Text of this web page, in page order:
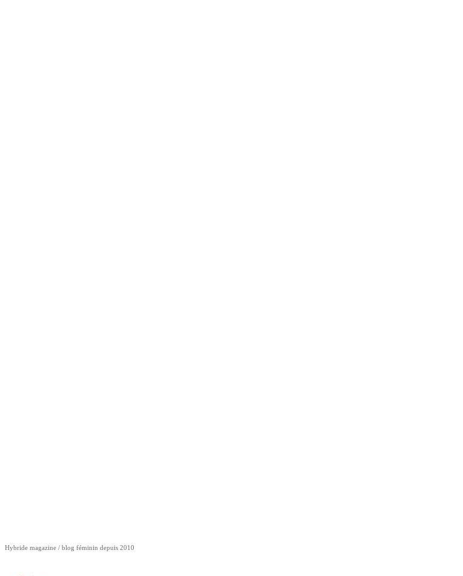
Hybride magazine / blog féminin depuis 2010